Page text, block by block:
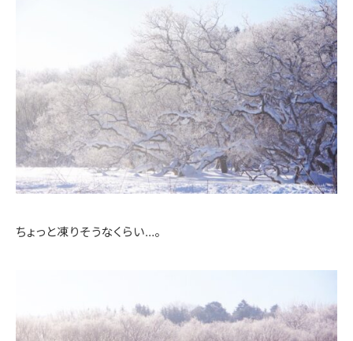
ちょっと凍りそうなくらい…。